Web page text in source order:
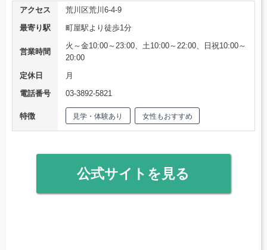
アクセス
荒川区荒川6-4-9
最寄り駅
町屋駅より徒歩1分
営業時間
火～金10:00～23:00、土10:00～22:00、日祝10:00～
20:00
定休日
月
電話番号
03-3892-5821
特徴 見学・体験あり 女性もおすすめ
公式サイトを見る